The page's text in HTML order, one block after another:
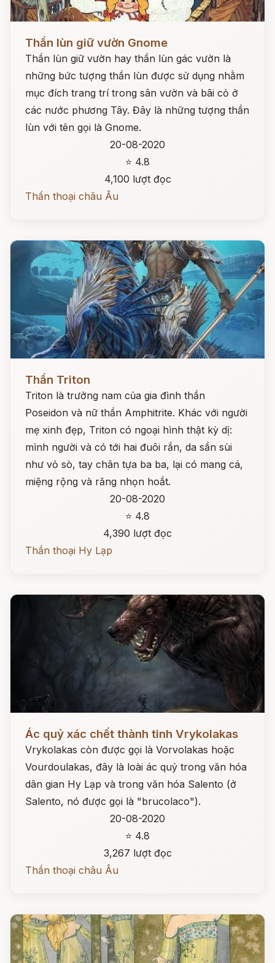
Đọc ngay
Thần lùn giữ vườn Gnome
Thần lùn giữ vườn hay thần lùn gác vườn là
những bức tượng thần lùn được sử dụng nhằm
mục đích trang trí trong sân vườn và bãi cỏ ở
các nước phương Tây. Đây là những tượng thần
lùn với tên gọi là Gnome.
20-08-2020
⭐ 4.8
4,100 lượt đọc
Thần thoại châu Âu
Đọc ngay
Thần Triton
Triton là trưởng nam của gia đình thần
Poseidon và nữ thần Amphitrite. Khác với người
mẹ xinh đẹp, Triton có ngoại hình thật kỳ dị:
mình người và có tới hai đuôi rắn, da sần sùi
như vỏ sò, tay chân tựa ba ba, lại có mang cá,
miệng rộng và răng nhọn hoắt.
20-08-2020
⭐ 4.8
4,390 lượt đọc
Thần thoại Hy Lạp
Đọc ngay
Ác quỷ xác chết thành tinh Vrykolakas
Vrykolakas còn được gọi là Vorvolakas hoặc
Vourdoulakas, đây là loài ác quỷ trong văn hóa
dân gian Hy Lạp và trong văn hóa Salento (ở
Salento, nó được gọi là "brucolaco").
20-08-2020
⭐ 4.8
3,267 lượt đọc
Thần thoại châu Âu